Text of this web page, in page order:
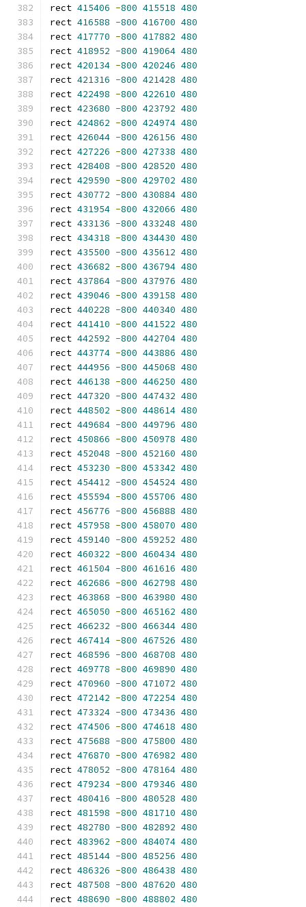
rect 415406 -800 415518 480
rect 416588 -800 416700 480
rect 417770 -800 417882 480
rect 418952 -800 419064 480
rect 420134 -800 420246 480
rect 421316 -800 421428 480
rect 422498 -800 422610 480
rect 423680 -800 423792 480
rect 424862 -800 424974 480
rect 426044 -800 426156 480
rect 427226 -800 427338 480
rect 428408 -800 428520 480
rect 429590 -800 429702 480
rect 430772 -800 430884 480
rect 431954 -800 432066 480
rect 433136 -800 433248 480
rect 434318 -800 434430 480
rect 435500 -800 435612 480
rect 436682 -800 436794 480
rect 437864 -800 437976 480
rect 439046 -800 439158 480
rect 440228 -800 440340 480
rect 441410 -800 441522 480
rect 442592 -800 442704 480
rect 443774 -800 443886 480
rect 444956 -800 445068 480
rect 446138 -800 446250 480
rect 447320 -800 447432 480
rect 448502 -800 448614 480
rect 449684 -800 449796 480
rect 450866 -800 450978 480
rect 452048 -800 452160 480
rect 453230 -800 453342 480
rect 454412 -800 454524 480
rect 455594 -800 455706 480
rect 456776 -800 456888 480
rect 457958 -800 458070 480
rect 459140 -800 459252 480
rect 460322 -800 460434 480
rect 461504 -800 461616 480
rect 462686 -800 462798 480
rect 463868 -800 463980 480
rect 465050 -800 465162 480
rect 466232 -800 466344 480
rect 467414 -800 467526 480
rect 468596 -800 468708 480
rect 469778 -800 469890 480
rect 470960 -800 471072 480
rect 472142 -800 472254 480
rect 473324 -800 473436 480
rect 474506 -800 474618 480
rect 475688 -800 475800 480
rect 476870 -800 476982 480
rect 478052 -800 478164 480
rect 479234 -800 479346 480
rect 480416 -800 480528 480
rect 481598 -800 481710 480
rect 482780 -800 482892 480
rect 483962 -800 484074 480
rect 485144 -800 485256 480
rect 486326 -800 486438 480
rect 487508 -800 487620 480
rect 488690 -800 488802 480